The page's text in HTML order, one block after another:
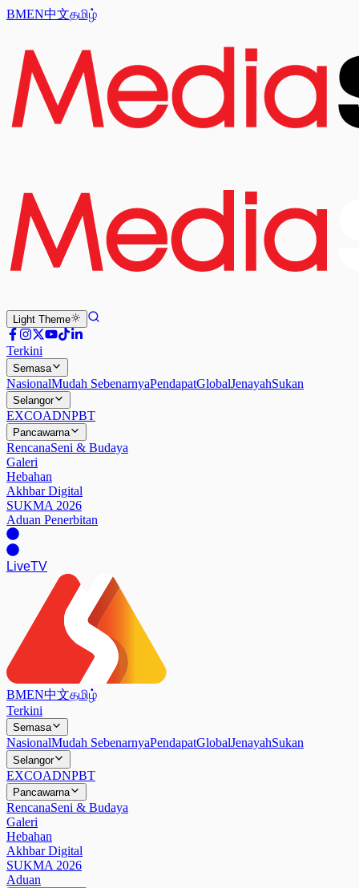
BMEN中文தமிழ்
Light Theme
Terkini
Semasa
NasionalMudah SebenarnyaPendapatGlobalJenayahSukan
Selangor
EXCOADNPBT
Pancawarna
RencanaSeni & Budaya
Galeri
Hebahan
Akhbar Digital
SUKMA 2026
Aduan Penerbitan
LiveTV
BMEN中文தமிழ்
Terkini
Semasa
NasionalMudah SebenarnyaPendapatGlobalJenayahSukan
Selangor
EXCOADNPBT
Pancawarna
RencanaSeni & Budaya
Galeri
Hebahan
Akhbar Digital
SUKMA 2026
Aduan